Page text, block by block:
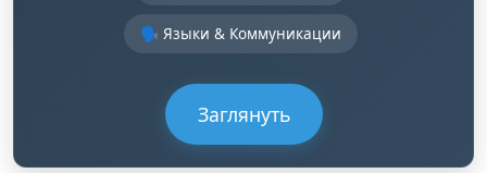
🗣️ Языки & Коммуникации
Заглянуть